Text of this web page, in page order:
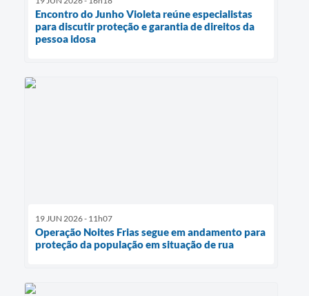
Encontro do Junho Violeta reúne especialistas
para discutir proteção e garantia de direitos da
pessoa idosa
19 JUN 2026 - 11h07
Operação Noites Frias segue em andamento para
proteção da população em situação de rua